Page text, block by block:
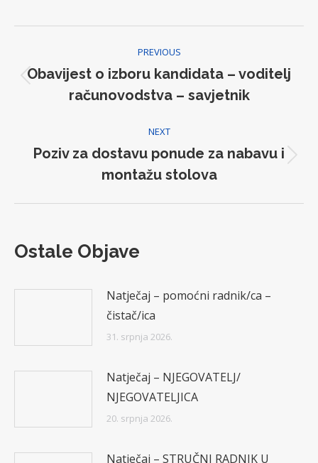
Facebook
navigation
PREVIOUS
Previous
post:
Obavijest o izboru kandidata – voditelj
računovodstva – savjetnik
NEXT
Next
post:
Poziv za dostavu ponude za nabavu i
montažu stolova
Ostale Objave
Natječaj – pomoćni radnik/ca –
čistač/ica
31. srpnja 2026.
Natječaj – NJEGOVATELJ/
NJEGOVATELJICA
20. srpnja 2026.
Natječaj – STRUČNI RADNIK U